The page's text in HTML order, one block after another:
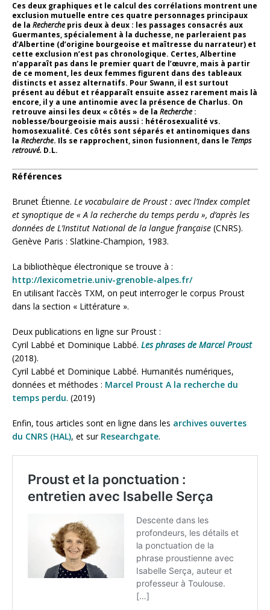
Ces deux graphiques et le calcul des corrélations montrent une
exclusion mutuelle entre ces quatre personnages principaux
de la Recherche pris deux à deux : les passages consacrés aux
Guermantes, spécialement à la duchesse, ne parleraient pas
d’Albertine (d’origine bourgeoise et maîtresse du narrateur) et
cette exclusion n’est pas chronologique. Certes, Albertine
n’apparaît pas dans le premier quart de l’œuvre, mais à partir
de ce moment, les deux femmes figurent dans des tableaux
distincts et assez alternatifs. Pour Swann, il est surtout
présent au début et réapparaît ensuite assez rarement mais là
encore, il y a une antinomie avec la présence de Charlus. On
retrouve ainsi les deux « côtés » de la Recherche :
noblesse/bourgeoisie mais aussi : hétérosexualité vs.
homosexualité. Ces côtés sont séparés et antinomiques dans
la Recherche. Ils se rapprochent, sinon fusionnent, dans le Temps
retrouvé. D.L.
Références
Brunet Étienne. Le vocabulaire de Proust : avec l’Index complet
et synoptique de « A la recherche du temps perdu », d’après les
données de L’Institut National de la langue française (CNRS).
Genève Paris : Slatkine-Champion, 1983.
La bibliothèque électronique se trouve à :
http://lexicometrie.univ-grenoble-alpes.fr/
En utilisant l’accès TXM, on peut interroger le corpus Proust
dans la section « Littérature ».
Deux publications en ligne sur Proust :
Cyril Labbé et Dominique Labbé. Les phrases de Marcel Proust
(2018).
Cyril Labbé et Dominique Labbé. Humanités numériques,
données et méthodes : Marcel Proust A la recherche du
temps perdu. (2019)
Enfin, tous articles sont en ligne dans les archives ouvertes
du CNRS (HAL), et sur Researchgate.